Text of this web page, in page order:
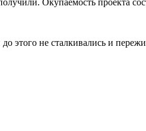
не сталкивались и